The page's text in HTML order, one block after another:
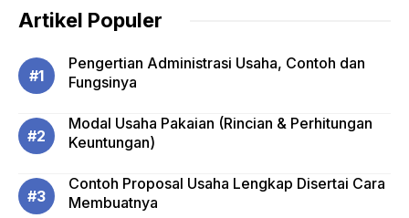
Artikel Populer
Pengertian Administrasi Usaha, Contoh dan
Fungsinya
Modal Usaha Pakaian (Rincian & Perhitungan
Keuntungan)
Contoh Proposal Usaha Lengkap Disertai Cara
Membuatnya